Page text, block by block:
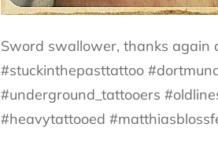
Sword swallower, thanks again
#stuckinthepasttattoo
#underground_tattooers
#heavytattooed